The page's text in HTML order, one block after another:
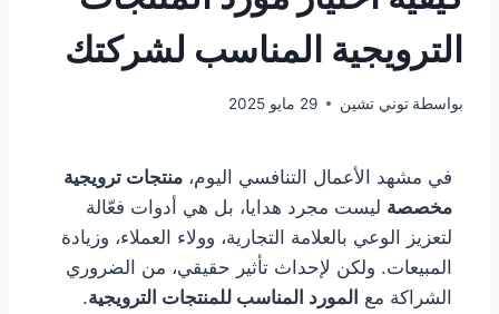
الترويجية المناسب لشركتك
بواسطة توني تشين 29 مايو 2025
في مشهد الأعمال التنافسي اليوم، منتجات ترويجية
مخصصة ليست مجرد هدايا، بل هي أدوات فعّالة
لتعزيز الوعي بالعلامة التجارية، وولاء العملاء، وزيادة
المبيعات. ولكن لإحداث تأثير حقيقي، من الضروري
الشراكة مع المورد المناسب للمنتجات الترويجية.